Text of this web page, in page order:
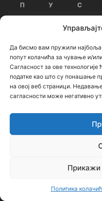
Да бисмо вам пружили најбоља
попут колачића за чување и/
Сагласност за ове
податке као што су понашање
на овој веб страници.
сагласности може негативно
Политика
П У С
11
18 19 20